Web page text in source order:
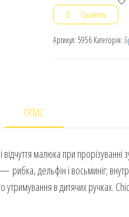
Сравнить
Артикул: 5956 Категорія:
ОПИС
малюка при прорізуванні
рибка, дельфін і восьминіг;
утримування в дитячих ручках.